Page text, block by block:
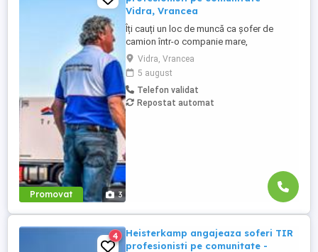
Promovat 3
Vidra, Vrancea
Îți cauți un loc de muncă ca șofer de
camion într-o companie mare,
internațională și stabilă? Atunci vino în
echipa Heisterkamp! Angajăm șoferi cu
sau fără experiență și echipaje pentru
transport internațional. Beneficii: training
de inițiere la începutul activității în cadrul
Vidra, Vrancea
5 august
Telefon validat
Repostat automat
4
Heisterkamp angajeaza soferi TIR
profesionisti pe comunitate -